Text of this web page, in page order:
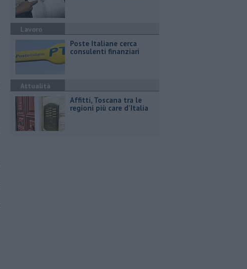
Lavoro
Poste Italiane cerca
consulenti finanziari
Attualità
Affitti, Toscana tra le
regioni più care d'Italia